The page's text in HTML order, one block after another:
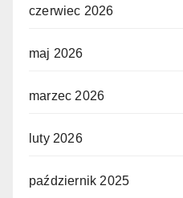
czerwiec 2026
maj 2026
marzec 2026
luty 2026
październik 2025